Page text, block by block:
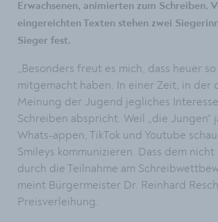
Erwachsenen, animierten zum Schreiben.
eingereichten Texten stehen zwei
Sieger fest.
„Besonders freut es mich, dass heuer
mitgemacht haben. In einer Zeit, in der
Meinung der Jugend jegliches
Schreiben abspricht. Weil „die Jungen“
Whats-appen, TikTok und Youtube
Smileys kommunizieren. Dass dem
durch die Teilnahme am
meint Bürgermeister Dr. Reinhard
Preisverleihung.